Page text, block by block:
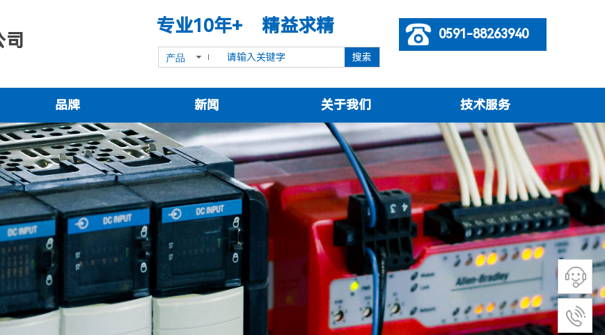
司
专业10年+ 精益求精 0591-88263940
产品 搜索
品牌 新闻 关于我们 技术服务